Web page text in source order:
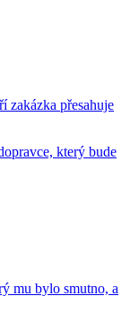
zakázka přesahuje
který bude
mu bylo smutno, a